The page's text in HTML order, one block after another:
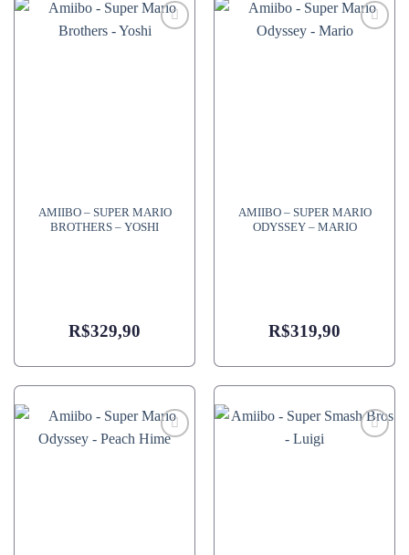
AMIIBO – SUPER MARIO
BROTHERS – YOSHI
R$329,90
AMIIBO – SUPER MARIO
ODYSSEY – MARIO
R$319,90